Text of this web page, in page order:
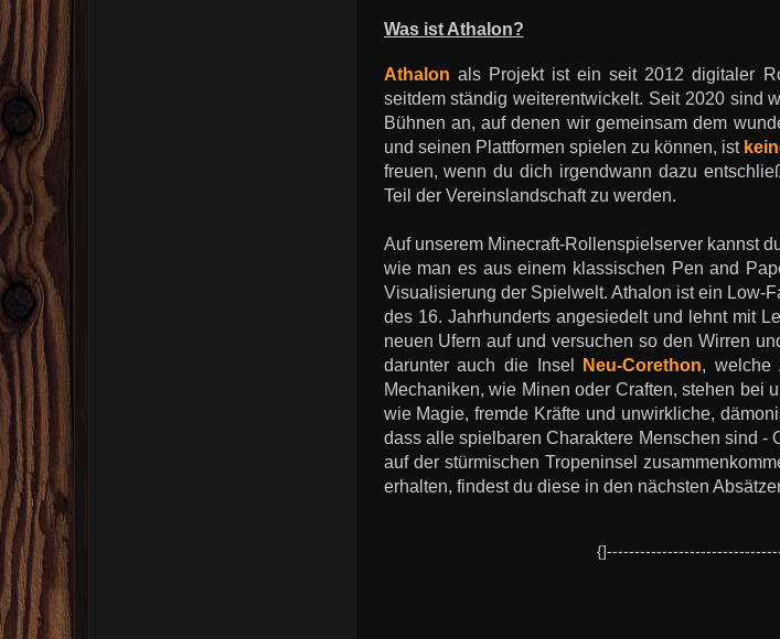
Was ist Athalon?
Athalon als Projekt ist ein seit 2012 digitaler
seitdem ständig weiterentwickelt. Seit 2020 sind
Bühnen an, auf denen wir gemeinsam dem
und seinen Plattformen spielen zu können, ist
freuen, wenn du dich irgendwann dazu
Teil der Vereinslandschaft zu werden.
Auf unserem Minecraft-Rollenspielserver kannst
wie man es aus einem klassischen Pen and
Visualisierung der Spielwelt. Athalon ist ein Low-
des 16. Jahrhunderts angesiedelt und lehnt mit
neuen Ufern auf und versuchen so den Wirren
darunter auch die Insel
Neu-Corethon, welche
Mechaniken, wie Minen oder Craften, stehen bei
wie Magie, fremde Kräfte und unwirkliche,
dass alle spielbaren Charaktere Menschen sind -
auf der stürmischen Tropeninsel
erhalten, findest du diese in den nächsten